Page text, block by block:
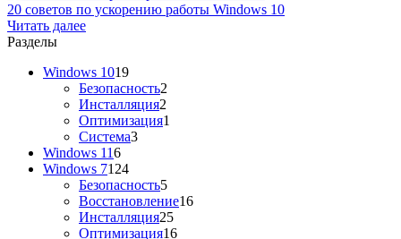
20 советов по ускорению работы Windows 10
Читать далее
Разделы
Windows 1019
Безопасность2
Инсталляция2
Оптимизация1
Система3
Windows 116
Windows 7124
Безопасность5
Восстановление16
Инсталляция25
Оптимизация16